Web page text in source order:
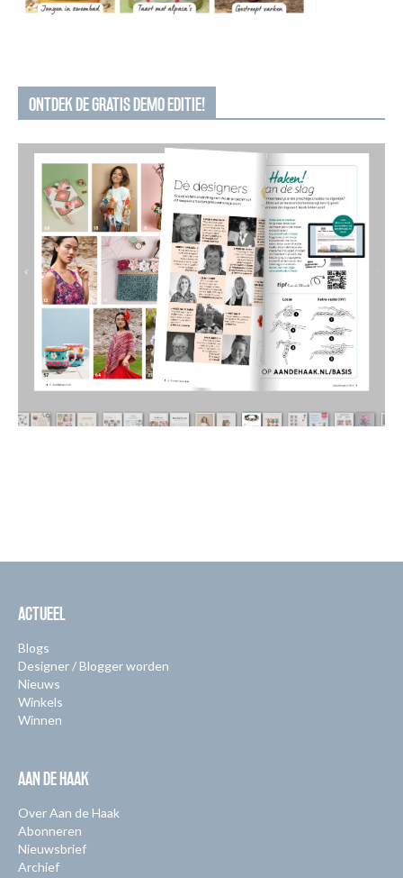
ONTDEK DE GRATIS DEMO EDITIE!
ACTUEEL
Blogs
Designer / Blogger worden
Nieuws
Winkels
Winnen
AAN DE HAAK
Over Aan de Haak
Abonneren
Nieuwsbrief
Archief